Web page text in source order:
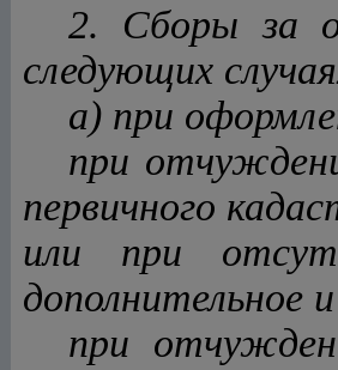
2. Сборы за
следующих
а) при
при
первичного
или при
дополнительное
при